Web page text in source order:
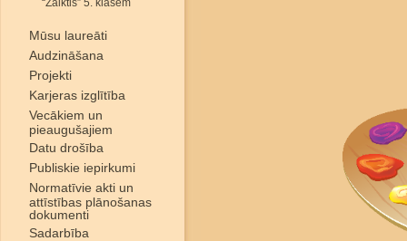
“Zalktis” 5. klasēm
Mūsu laureāti
Audzināšana
Projekti
Karjeras izglītība
Vecākiem un
pieaugušajiem
Datu drošība
Publiskie iepirkumi
Normatīvie akti un
attīstības plānošanas
dokumenti
Sadarbība